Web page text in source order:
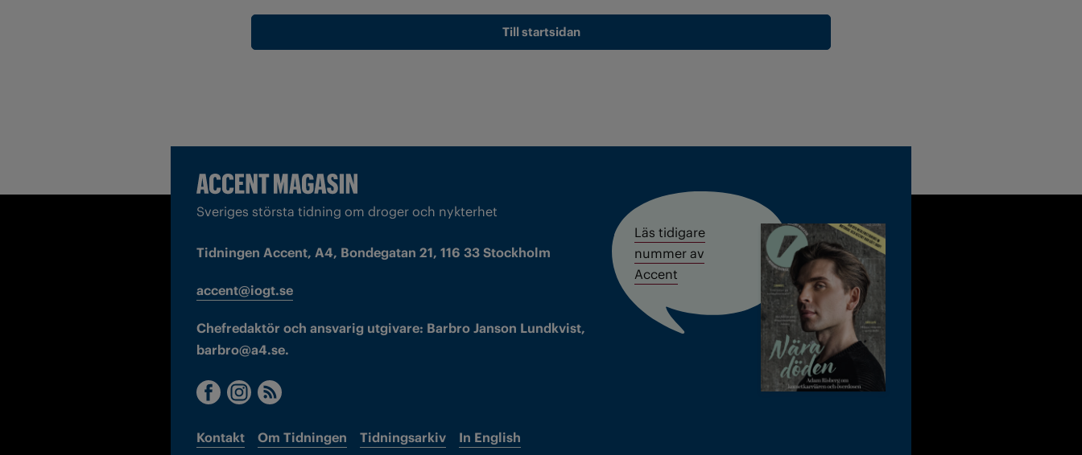
Till startsidan
Sveriges största tidning om droger och nykterhet
Tidningen Accent, A4, Bondegatan 21, 116 33 Stockholm
accent@iogt.se
Chefredaktör och ansvarig utgivare: Barbro Janson Lundkvist,
barbro@a4.se.
Kontakt Om Tidningen Tidningsarkiv In English
Läs tidigare
nummer av
Accent